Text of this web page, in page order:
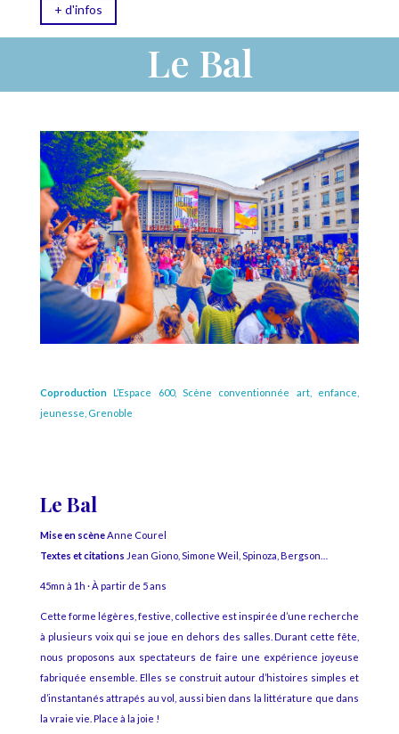
+ d'infos
Le Bal
CoproductionL’Espace 600, Scène conventionnée art, enfance,
jeunesse, Grenoble
Le Bal
Mise en scèneAnne Courel
Textes et citations Jean Giono, Simone Weil, Spinoza, Bergson…
45mn à 1h · À partir de 5 ans
Cette forme légères, festive, collective est inspirée d’une recherche
à plusieurs voix qui se joue en dehors des salles. Durant cette fête,
nous proposons aux spectateurs de faire une expérience joyeuse
fabriquée ensemble. Elles se construit autour d’histoires simples et
d’instantanés attrapés au vol, aussi bien dans la littérature que dans
la vraie vie. Place à la joie !